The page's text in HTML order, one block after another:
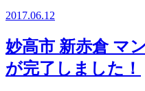
2017.06.12
妙高市 新赤倉 マ
が完了しました！